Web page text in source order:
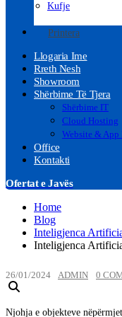
Kufje
Printera
Llogaria Ime
Rreth Nesh
Showroom
Shërbime Të Tjera
Shërbime IT
Cloud Hosting
Website & App
Office
Kontakti
Ofertat e Javës
Home
Blog
Inteligjenca
Inteligjenca
26/01/2024 ADMIN 0
Njohja e objekteve